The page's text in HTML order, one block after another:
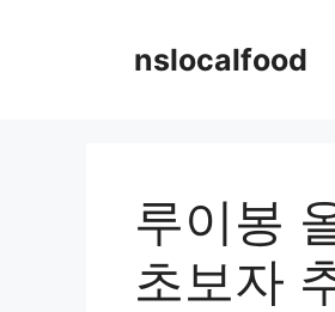
nslocalfood
루이봉
초보자